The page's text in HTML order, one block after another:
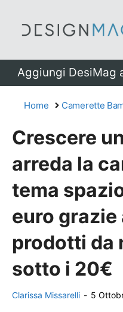
Aggiungi DesiMag
Home Camerette
Crescere
arreda la
tema
euro grazie
prodotti da
sotto i 20€
Clarissa Missarelli - 5